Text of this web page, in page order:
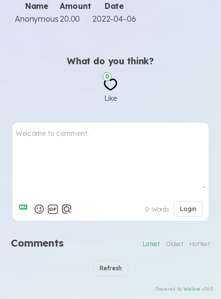
Name
Amount
Date
Anonymous 20.00 2022-04-06
What do you think?
0
Like
0 Words Login
Comments Latest Oldest Hottest
Refresh
Powered byWaline v3.6.0